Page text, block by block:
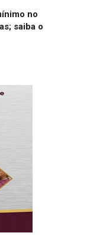
no
saiba o